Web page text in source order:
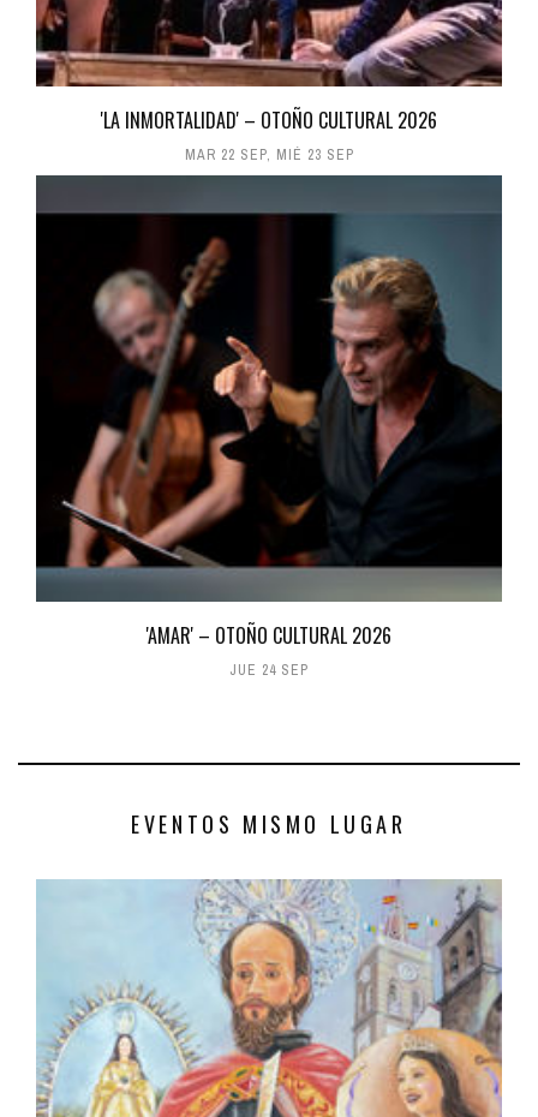
'LA INMORTALIDAD' – OTOÑO CULTURAL 2026
MAR 22 SEP, MIÉ 23 SEP
'AMAR' – OTOÑO CULTURAL 2026
JUE 24 SEP
EVENTOS MISMO LUGAR